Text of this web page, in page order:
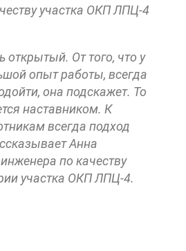
участка ОКП ЛПЦ-4
открытый. От того, что у
опыт работы, всегда
она подскажет. То
наставником. К
всегда подход
Анна
по качеству
участка ОКП ЛПЦ-4.